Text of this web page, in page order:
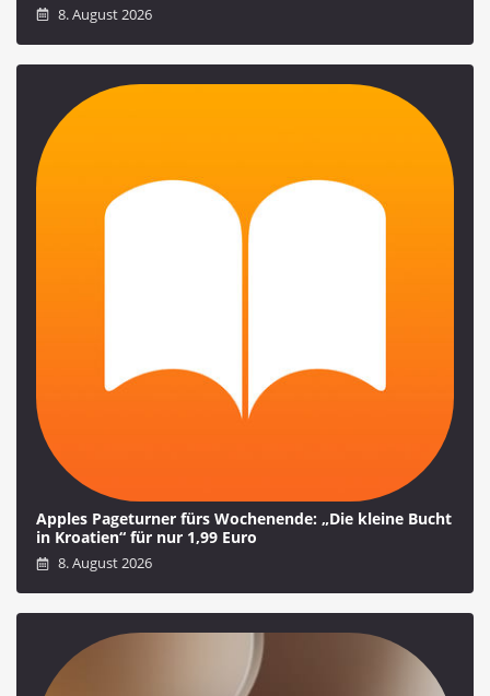
8. August 2026
Apples Pageturner fürs Wochenende: „Die kleine Bucht
in Kroatien“ für nur 1,99 Euro
8. August 2026